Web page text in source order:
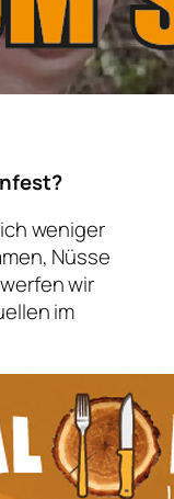
weniger
Nüsse
wir
im